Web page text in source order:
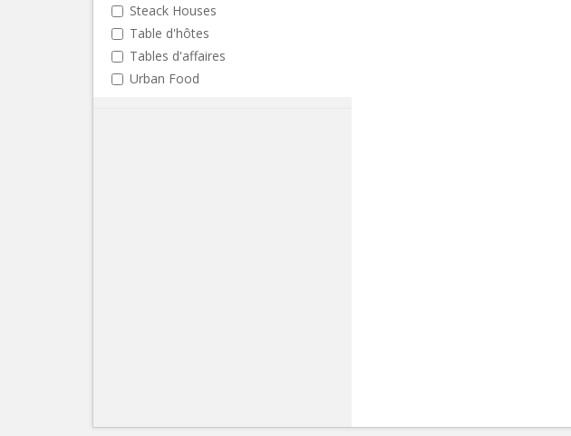
Steack Houses
Table d'hôtes
Tables d'affaires
Urban Food